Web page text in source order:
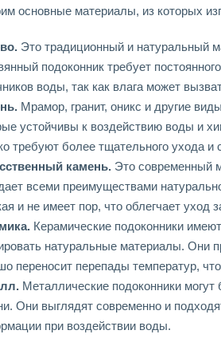
основные материалы, из которых
Это традиционный и натуральный
подоконник требует
воды, так как влага может
Мрамор, гранит, оникс и другие
устойчивы к воздействию воды и
требуют более тщательного ухода
камень. Это современный
всеми преимуществами
и не имеет пор, что облегчает уход
Керамические подоконники
натуральные материалы. Они
переносит перепады температур,
Металлические подоконники
Они выглядят современно и
при воздействии воды.